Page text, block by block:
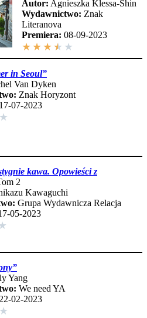
Autor: Agnieszka Klessa-Shin
Wydawnictwo: Znak
Literanova
Premiera: 08-09-2023
★ ★ ★ ★ ★
in Seoul”
Van Dyken
Znak Horyzont
17-07-2023
★
kawa. Opowieści z
2
Kawaguchi
Grupa Wydawnicza Relacja
05-2023
Yang
We need YA
02-2023
★